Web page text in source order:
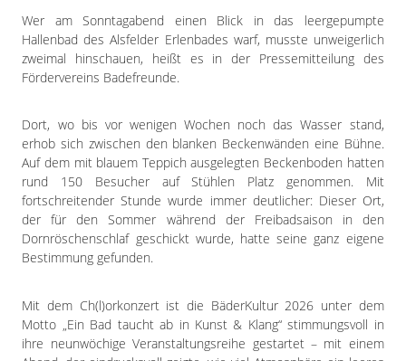
Ulrichstein
Wartenberg
Schwalm
Gießen
Impressum
Datenschutzerklärung
Wer am Sonntagabend einen Blick in das leergepumpte
Hallenbad des Alsfelder Erlenbades warf, musste unweigerlich
zweimal hinschauen, heißt es in der Pressemitteilung des
Fördervereins Badefreunde.
Dort, wo bis vor wenigen Wochen noch das Wasser stand,
erhob sich zwischen den blanken Beckenwänden eine Bühne.
Auf dem mit blauem Teppich ausgelegten Beckenboden hatten
rund 150 Besucher auf Stühlen Platz genommen. Mit
fortschreitender Stunde wurde immer deutlicher: Dieser Ort,
der für den Sommer während der Freibadsaison in den
Dornröschenschlaf geschickt wurde, hatte seine ganz eigene
Bestimmung gefunden.
Mit dem Ch(l)orkonzert ist die BäderKultur 2026 unter dem
Motto „Ein Bad taucht ab in Kunst & Klang“ stimmungsvoll in
ihre neunwöchige Veranstaltungsreihe gestartet – mit einem